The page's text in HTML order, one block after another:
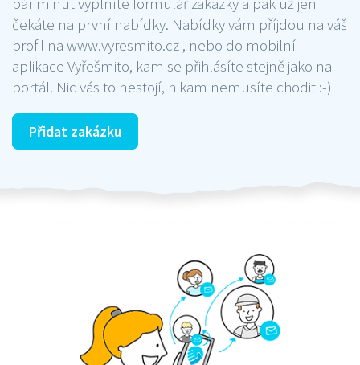
čekáte na první nabídky. Nabídky vám příjdou na váš
profil na www.vyresmito.cz , nebo do mobilní
aplikace Vyřešmito, kam se přihlásíte stejně jako na
portál. Nic vás to nestojí, nikam nemusíte chodit :-)
Přidat zakázku